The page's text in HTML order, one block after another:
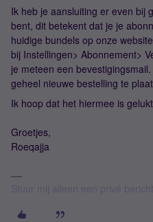
Ik heb je aansluiting er even bij
bent, dit betekent dat je je
huidige bundels op onze
bij Instellingen> Abonnement>
je meteen een
geheel nieuwe bestelling te
Ik hoop dat het hiermee is
Groetjes,
Roeqajja